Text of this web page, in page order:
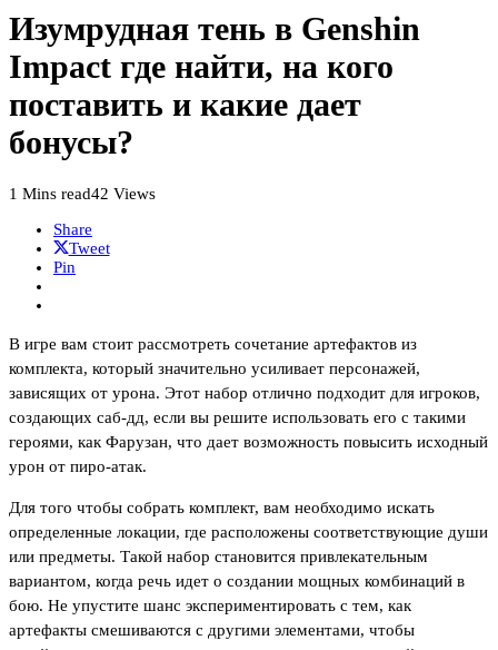
Изумрудная тень в Genshin
Impact где найти, на кого
поставить и какие дает
бонусы?
1 Mins read42 Views
Share
Tweet
Pin
В игре вам стоит рассмотреть сочетание артефактов из
комплекта, который значительно усиливает персонажей,
зависящих от урона. Этот набор отлично подходит для игроков,
создающих саб-дд, если вы решите использовать его с такими
героями, как Фарузан, что дает возможность повысить исходный
урон от пиро-атак.
Для того чтобы собрать комплект, вам необходимо искать
определенные локации, где расположены соответствующие души
или предметы. Такой набор становится привлекательным
вариантом, когда речь идет о создании мощных комбинаций в
бою. Не упустите шанс экспериментировать с тем, как
артефакты смешиваются с другими элементами, чтобы